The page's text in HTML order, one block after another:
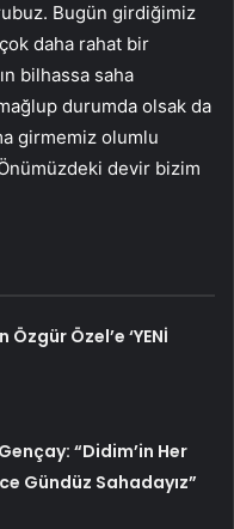
Bugün girdiğimiz
daha rahat bir
bilhassa saha
durumda olsak da
girmemiz olumlu
devir bizim
Özel’e ‘YENİ
“Didim’in Her
Gündüz Sahadayız”